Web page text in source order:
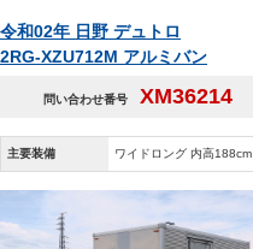
令和02年 日野 デュトロ
2RG-XZU712M アルミバン
問い合わせ番号 XM36214
主要装備 ワイドロング 内高